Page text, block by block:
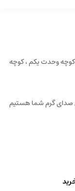
زرند ، خبابان ۱۴ معصوم ،کوچه وحدت یکم ، کوچه